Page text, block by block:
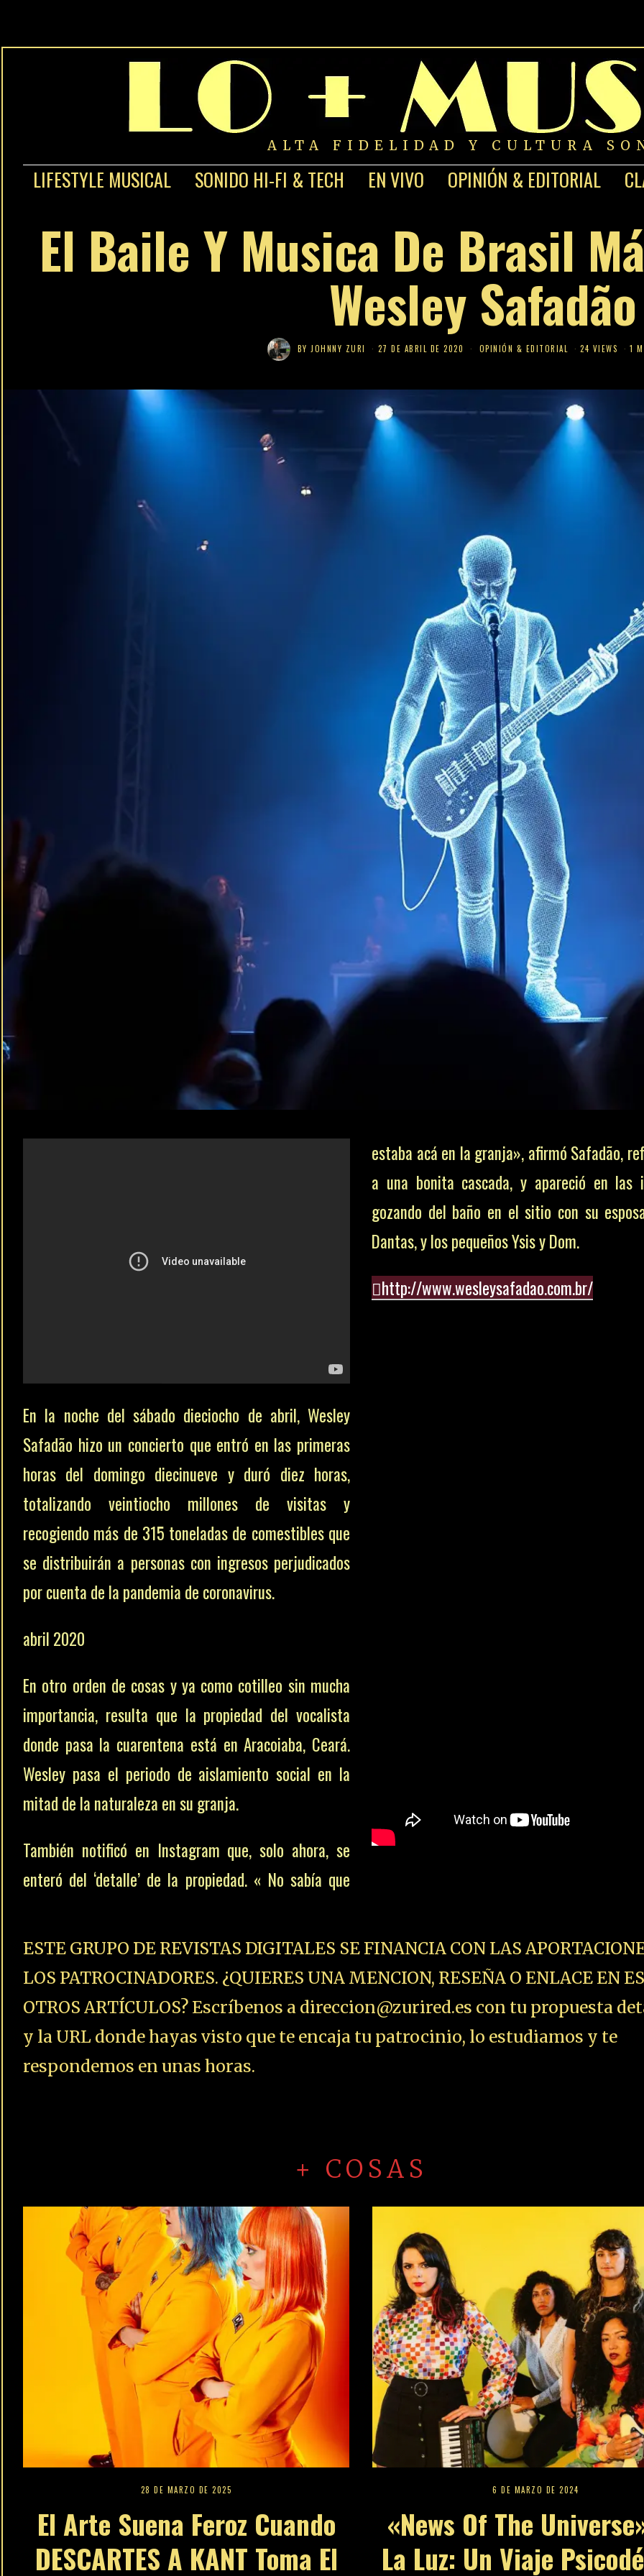
ALTA FIDELIDAD Y CULTURA
LIFESTYLE MUSICAL SONIDO HI-FI & TECH EN VIVO OPINIÓN & EDITORIAL
El Baile Y Musica De Brasil
Wesley Safadão
BY JOHNNY ZURI 27 DE ABRIL DE 2020 OPINIÓN & EDITORIAL 24 VIEWS 1
En la noche del sábado dieciocho de abril, Wesley
Safadão hizo un concierto que entró en las primeras
horas del domingo diecinueve y duró diez horas,
totalizando veintiocho millones de visitas y
recogiendo más de 315 toneladas de comestibles que
se distribuirán a personas con ingresos perjudicados
por cuenta de la pandemia de coronavirus.
abril 2020
En otro orden de cosas y ya como cotilleo sin mucha
importancia, resulta que la propiedad del vocalista
donde pasa la cuarentena está en Aracoiaba, Ceará.
Wesley pasa el periodo de aislamiento social en la
mitad de la naturaleza en su granja.
También notificó en Instagram que, solo ahora, se
enteró del ‘detalle’ de la propiedad. « No sabía que
estaba acá en la granja», afirmó Safadão,
a una bonita cascada, y apareció en las
gozando del baño en el sitio con su
Dantas, y los pequeños Ysis y Dom.
http://www.wesleysafadao.com.br/
ESTE GRUPO DE REVISTAS DIGITALES SE FINANCIA CON LAS
LOS PATROCINADORES. ¿QUIERES UNA MENCION, RESEÑA O ENLACE EN
OTROS ARTÍCULOS? Escríbenos a direccion@zurired.es con tu propuesta
y la URL donde hayas visto que te encaja tu patrocinio, lo estudiamos y te
respondemos en unas horas.
+ COSAS
28 DE MARZO DE 2025
El Arte Suena Feroz Cuando
DESCARTES A KANT Toma El
6 DE MARZO DE 2024
«News Of The
La Luz: Un Viaje